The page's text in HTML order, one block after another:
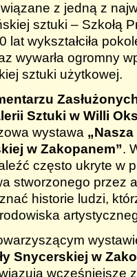
z jedną z
sztuki – Szkołą
lat wykształciła
wywarła ogromny
sztuki użytkowej.
Sztuki w Willi
wystawa
w Zakopanem”.
często ukryte w
stworzonego przez
historie ludzi,
Snycerskiej w
wcześniejsze